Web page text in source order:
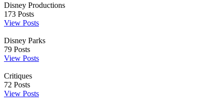
Disney Productions
173 Posts
View Posts
Disney Parks
79 Posts
View Posts
Critiques
72 Posts
View Posts